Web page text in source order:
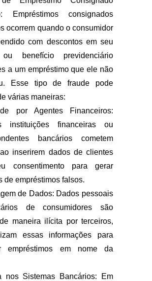
Empréstimos consignados
ocorrem quando o consumidor
com descontos em seu
benefício previdenciário
a um empréstimo que ele não
Esse tipo de fraude pode
várias maneiras:
por Agentes Financeiros:
instituições financeiras ou
bancários cometem
inserirem dados de clientes
consentimento para gerar
de empréstimos falsos.
de Dados: Dados pessoais
de consumidores são
maneira ilícita por terceiros,
essas informações para
empréstimos em nome da
nos Sistemas Bancários: Em